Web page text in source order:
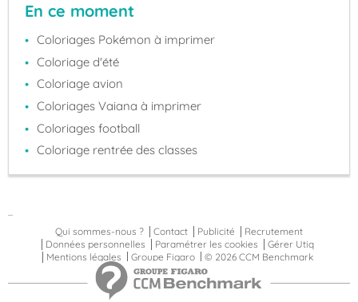
En ce moment
Coloriages Pokémon à imprimer
Coloriage d'été
Coloriage avion
Coloriages Vaiana à imprimer
Coloriages football
Coloriage rentrée des classes
Qui sommes-nous ?
Contact Publicité
Recrutement
Données personnelles
Paramétrer les cookies
Gérer Utiq
Mentions légales
Groupe Figaro © 2026 CCM Benchmark